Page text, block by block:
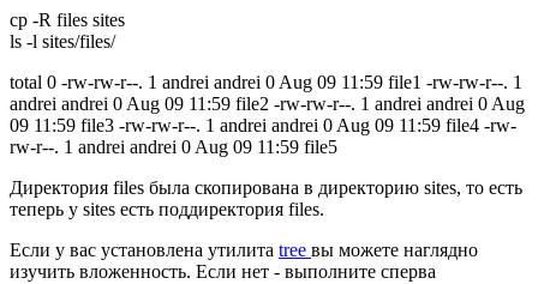
cp -R files sites
ls -l sites/files/
total 0 -rw-rw-r--. 1 andrei andrei 0 Aug 09 11:59 file1 -rw-rw-r--. 1
andrei andrei 0 Aug 09 11:59 file2 -rw-rw-r--. 1 andrei andrei 0 Aug
09 11:59 file3 -rw-rw-r--. 1 andrei andrei 0 Aug 09 11:59 file4 -rw-
rw-r--. 1 andrei andrei 0 Aug 09 11:59 file5
Директория files была скопирована в директорию sites, то есть
теперь у sites есть поддиректория files.
Если у вас установлена утилита tree вы можете наглядно
изучить вложенность. Если нет - выполните сперва